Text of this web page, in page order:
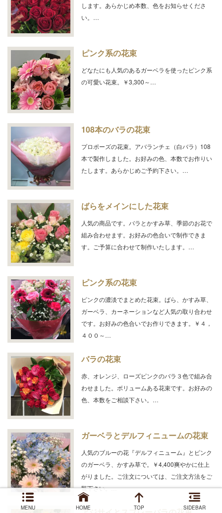
します。あらかじめ本数、色をお知らせくださ
い。…
ピンク系の花束
どなたにも人気のあるガーベラを使ったピンク系
の可愛い花束。￥3,300～…
108本のバラの花束
プロポーズの花束。アバランチェ（白バラ）108
本で製作しました。お好みの色、本数でお作りい
たします。あらかじめご予約下さい。…
ばらをメインにした花束
人気の商品です。バラとかすみ草、季節のお花で
組み合わせます。お好みの色合いで制作できま
す。ご予算に合わせて制作いたします。…
ピンク系の花束
ピンクの濃淡でまとめた花束。ばら、かすみ草、
ガーベラ、カーネーションなど人気の取り合わせ
です。お好みの色合いでお作りできます。￥４，
４００～…
バラの花束
赤、オレンジ、ローズピンクのバラ３色で組み合
わせました。ボリュームある花束です。お好みの
色、本数をご相談下さい。…
ガーベラとデルフィニュームの花束
人気のブルーの花『デルフィニューム』とピンク
のガーベラ、かすみ草で。￥4,400爽やかに仕上
がりました。ご注文については、ご注文方法をご
覧下さい。…
MENU HOME TOP SIDEBAR